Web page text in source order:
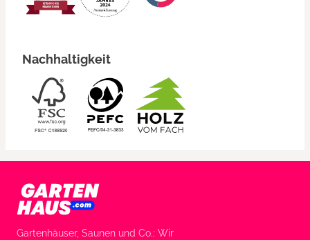
Nachhaltigkeit
Gartenhäuser, Saunen und Co.: Wir